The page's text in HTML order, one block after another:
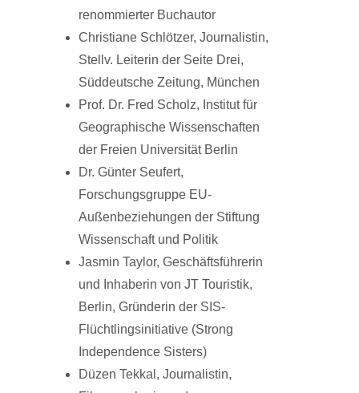
renommierter Buchautor
Christiane Schlötzer, Journalistin,
Stellv. Leiterin der Seite Drei,
Süddeutsche Zeitung, München
Prof. Dr. Fred Scholz, Institut für
Geographische Wissenschaften
der Freien Universität Berlin
Dr. Günter Seufert,
Forschungsgruppe EU-
Außenbeziehungen der Stiftung
Wissenschaft und Politik
Jasmin Taylor, Geschäftsführerin
und Inhaberin von JT Touristik,
Berlin, Gründerin der SIS-
Flüchtlingsinitiative (Strong
Independence Sisters)
Düzen Tekkal, Journalistin,